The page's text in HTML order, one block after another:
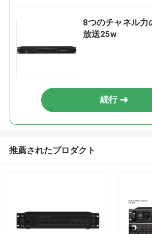
8つのチャネル力
放送25w
続行
推薦されたプロダクト